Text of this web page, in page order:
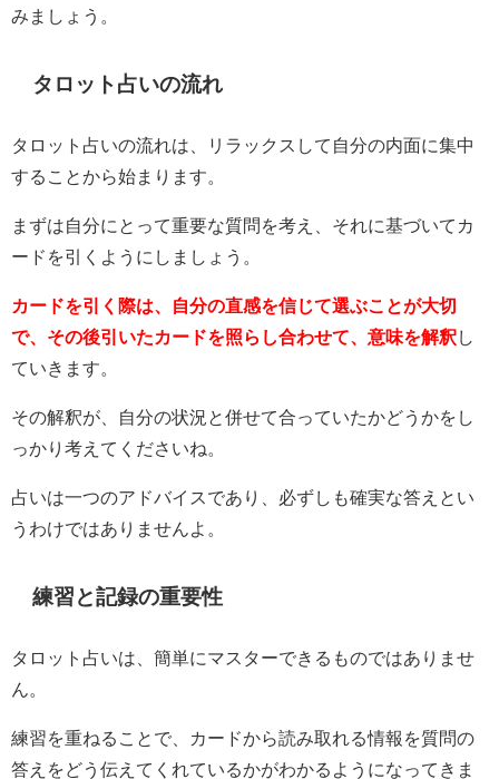
みましょう。
タロット占いの流れ
タロット占いの流れは、リラックスして自分の内面に集中
することから始まります。
まずは自分にとって重要な質問を考え、それに基づいてカ
ードを引くようにしましょう。
カードを引く際は、自分の直感を信じて選ぶことが大切
で、その後引いたカードを照らし合わせて、意味を解釈し
ていきます。
その解釈が、自分の状況と併せて合っていたかどうかをし
っかり考えてくださいね。
占いは一つのアドバイスであり、必ずしも確実な答えとい
うわけではありませんよ。
練習と記録の重要性
タロット占いは、簡単にマスターできるものではありませ
ん。
練習を重ねることで、カードから読み取れる情報を質問の
答えをどう伝えてくれているかがわかるようになってきま